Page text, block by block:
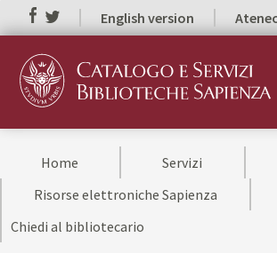
English version
Home Servizi
Risorse elettroniche Sapienza
Chiedi al bibliotecario